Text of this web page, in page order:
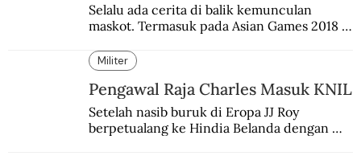
Selalu ada cerita di balik kemunculan
maskot. Termasuk pada Asian Games 2018
Militer
Pengawal Raja Charles Masuk KNIL
Setelah nasib buruk di Eropa JJ Roy
berpetualang ke Hindia Belanda dengan